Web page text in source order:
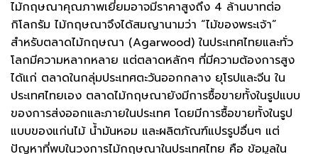
ไม้กฤษณาคุณภาพเยี่ยมอาจมีราคาสูงถึง 4 ล้านบาทต่อ
กิโลกรัม ไม้กฤษณาจึงได้สมญานามว่า “ไม้ของพระเจ้า”
สำหรับตลาดไม้กฤษณา (Agarwood) ในประเทศไทยและทั่ว
โลกมีความหลากหลาย แต่ตลาดหลักๆ ที่มีความต้องการสูง
ได้แก่ ตลาดในกลุ่มประเทศตะวันออกกลาง ยุโรปและจีน ใน
ประเทศไทยเอง ตลาดไม้กฤษณายังมีการซื้อขายทั้งในรูปแบบ
ของการส่งออกและภายในประเทศ โดยมีการซื้อขายทั้งในรูป
แบบของแก่นไม้ น้ำมันหอม และผลิตภัณฑ์แปรรูปอื่นๆ แต่
ปัญหาที่พบในวงการไม้กฤษณาในประเทศไทย คือ ข้อมูลใน